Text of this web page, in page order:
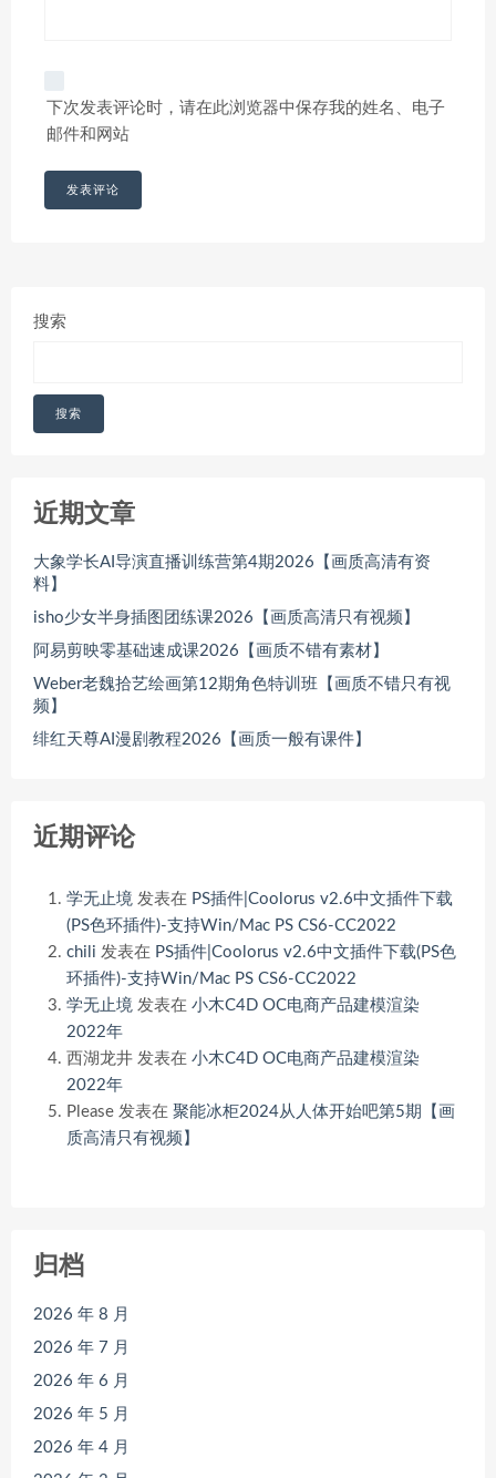
下次发表评论时，请在此浏览器中保存我的姓名、电子
邮件和网站
搜索
搜索
近期文章
大象学长AI导演直播训练营第4期2026【画质高清有资
料】
isho少女半身插图团练课2026【画质高清只有视频】
阿易剪映零基础速成课2026【画质不错有素材】
Weber老魏拾艺绘画第12期角色特训班【画质不错只有视
频】
绯红天尊AI漫剧教程2026【画质一般有课件】
近期评论
学无止境 发表在 PS插件|Coolorus v2.6中文插件下载
(PS色环插件)-支持Win/Mac PS CS6-CC2022
chili 发表在 PS插件|Coolorus v2.6中文插件下载(PS色
环插件)-支持Win/Mac PS CS6-CC2022
学无止境 发表在 小木C4D OC电商产品建模渲染
2022年
西湖龙井 发表在 小木C4D OC电商产品建模渲染
2022年
Please 发表在 聚能冰柜2024从人体开始吧第5期【画
质高清只有视频】
归档
2026 年 8 月
2026 年 7 月
2026 年 6 月
2026 年 5 月
2026 年 4 月